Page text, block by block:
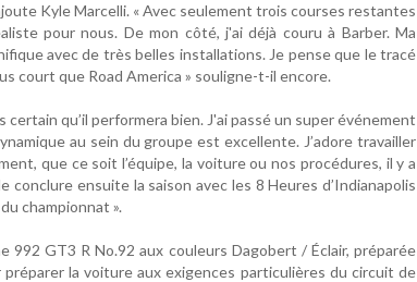
Kyle Marcelli. « Avec seulement trois courses restantes
pour nous. De mon côté, j'ai déjà couru à Barber. Ma
avec de très belles installations. Je pense que le tracé
court que Road America » souligne-t-il encore.
qu’il performera bien. J'ai passé un super événement
au sein du groupe est excellente. J’adore travailler
que ce soit l’équipe, la voiture ou nos procédures, il y a
conclure ensuite la saison avec les 8 Heures d’Indianapolis
championnat ».
GT3 R No.92 aux couleurs Dagobert / Éclair, préparée
préparer la voiture aux exigences particulières du circuit de